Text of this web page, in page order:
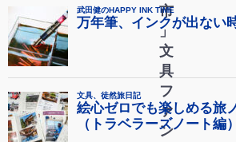
市
」
文
具
フ
ァ
ン